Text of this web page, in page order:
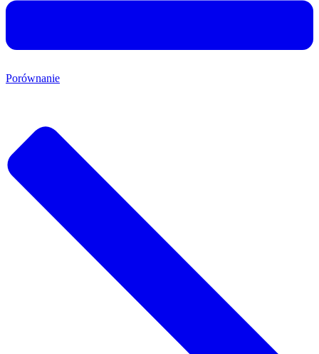
Porównanie